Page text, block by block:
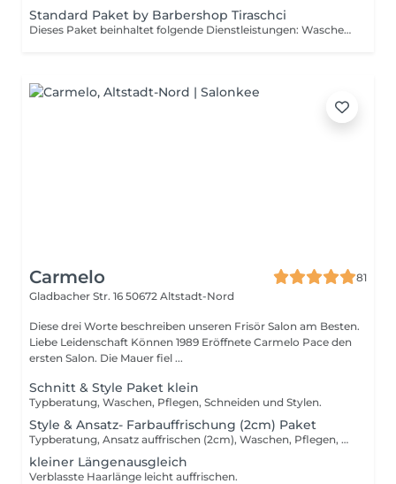
Standard Paket by Barbershop Tiraschci
Dieses Paket beinhaltet folgende Dienstleistungen: Waschen Schneiden Föhnen Bartrasur
Carmelo
81
Gladbacher Str. 16 50672 Altstadt-Nord
Diese drei Worte beschreiben unseren Frisör Salon am Besten.
Liebe Leidenschaft Können 1989 Eröffnete Carmelo Pace den
ersten Salon. Die Mauer fiel ...
Schnitt & Style Paket klein
Typberatung, Waschen, Pflegen, Schneiden und Stylen.
Style & Ansatz- Farbauffrischung (2cm) Paket
Typberatung, Ansatz auffrischen (2cm), Waschen, Pflegen, Aminoplex, und Stylen
kleiner Längenausgleich
Verblasste Haarlänge leicht auffrischen.